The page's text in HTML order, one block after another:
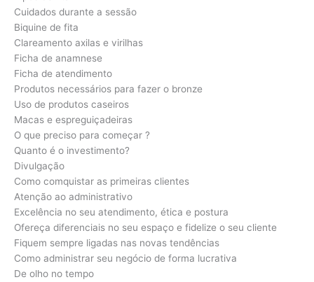
Cuidados durante a sessão
Biquine de fita
Clareamento axilas e virilhas
Ficha de anamnese
Ficha de atendimento
Produtos necessários para fazer o bronze
Uso de produtos caseiros
Macas e espreguiçadeiras
O que preciso para começar ?
Quanto é o investimento?
Divulgação
Como comquistar as primeiras clientes
Atenção ao administrativo
Excelência no seu atendimento, ética e postura
Ofereça diferenciais no seu espaço e fidelize o seu cliente
Fiquem sempre ligadas nas novas tendências
Como administrar seu negócio de forma lucrativa
De olho no tempo